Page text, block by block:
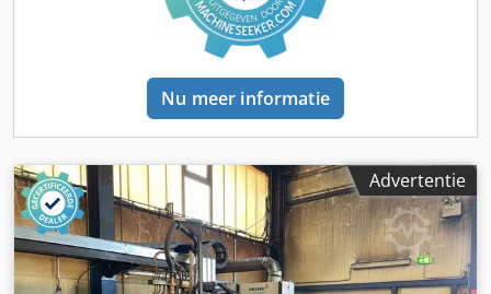
maximale ingangsfrequentie encoder 500 kHz • Analoge
ingangen voor potentiometer Extra uitrusting • Nesting-pc-
software (volgens oorspronkelijke offerte) • Set
reserveonderdelen (1 set) • Reserveonderdelen,
verbruiksartikelen en startpakket
Nu meer informatie
Advertentie